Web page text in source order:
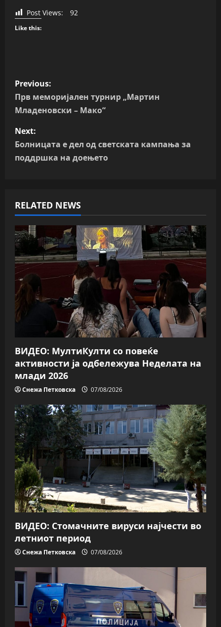
Post Views: 92
Like this:
P
o
t
n
v
i
g
a
t
i
o
n
Previous:
Прв меморијален турнир „Мартин
Младеновски – Мако“
Next:
Болницата е дел од светската кампања за
поддршка на доењето
RELATED NEWS
ВИДЕО: МултиКулти со повеќе
активности ја одбележува Неделата на
млади 2026
Снежа Петковска 07/08/2026
ВИДЕО: Стомачните вируси најчести во
летниот период
Снежа Петковска 07/08/2026